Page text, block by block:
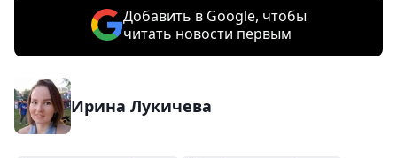
Добавить в Google, чтобы
читать новости первым
Ирина Лукичева